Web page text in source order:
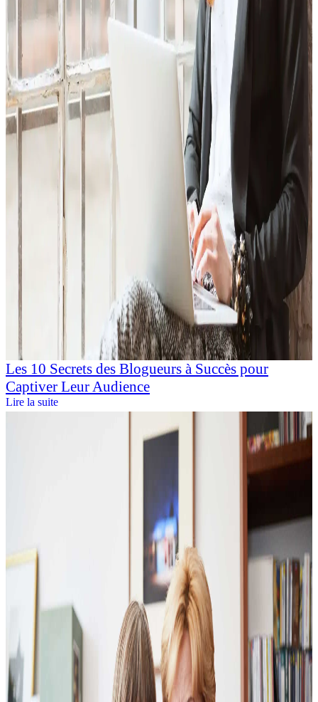
Les 10 Secrets des Blogueurs à Succès pour
Captiver Leur Audience
Lire la suite